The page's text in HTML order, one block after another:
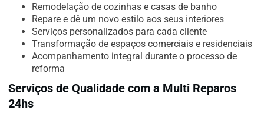
Remodelação de cozinhas e casas de banho
Repare e dê um novo estilo aos seus interiores
Serviços personalizados para cada cliente
Transformação de espaços comerciais e residenciais
Acompanhamento integral durante o processo de
reforma
Serviços de Qualidade com a Multi Reparos
24hs